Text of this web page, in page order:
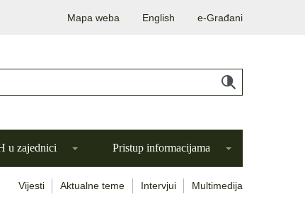
Mapa weba English e-Građani
u zajednici Pristup informacijama
Vijesti Aktualne teme Intervjui Multimedija